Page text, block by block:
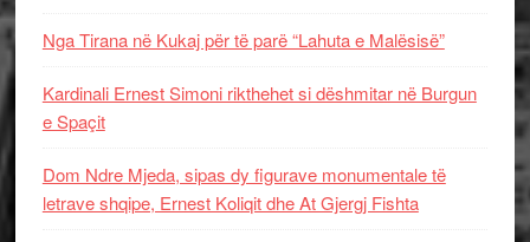
Nga Tirana në Kukaj për të parë “Lahuta e Malësisë”
Kardinali Ernest Simoni rikthehet si dëshmitar në Burgun
e Spaçit
Dom Ndre Mjeda, sipas dy figurave monumentale të
letrave shqipe, Ernest Koliqit dhe At Gjergj Fishta